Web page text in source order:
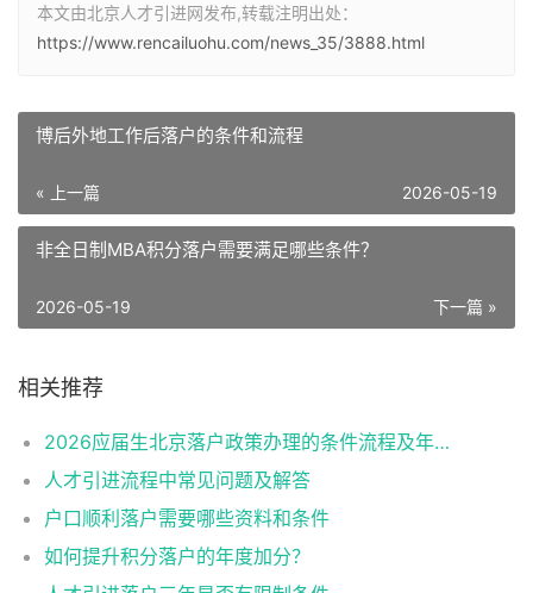
本文由北京人才引进网发布,转载注明出处：
https://www.rencailuohu.com/news_35/3888.html
博后外地工作后落户的条件和流程
« 上一篇 2026-05-19
非全日制MBA积分落户需要满足哪些条件？
下一篇 »
2026-05-19
相关推荐
2026应届生北京落户政策办理的条件流程及年龄限制
人才引进流程中常见问题及解答
户口顺利落户需要哪些资料和条件
如何提升积分落户的年度加分？